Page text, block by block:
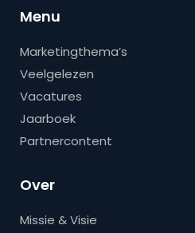
Menu
Marketingthema’s
Veelgelezen
Vacatures
Jaarboek
Partnercontent
Over
Missie & Visie